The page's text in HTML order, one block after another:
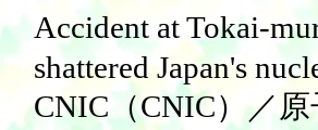
Accident at Tokai-
shattered Japan's
CNIC（CNIC）／